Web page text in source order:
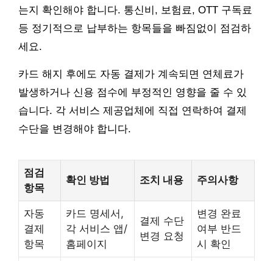
는지 확인해야 합니다. 통신비, 보험료, OTT 구독료
등 정기적으로 납부하는 항목들을 빠짐없이 점검하
세요.
카드 해지 후에도 자동 결제가 계속되면 연체료가
발생하거나 신용 점수에 부정적인 영향을 줄 수 있
습니다. 각 서비스 제공업체에 직접 연락하여 결제
수단을 변경해야 합니다.
점검
항목
확인 방법 조치 내용 주의사항
자동
결제
항목
카드 명세서,
각 서비스 앱/
홈페이지
결제 수단
변경 요청
변경 완료
여부 반드
시 확인